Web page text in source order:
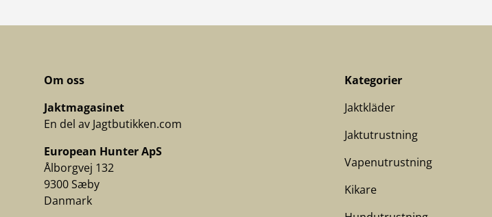
Om oss
Jaktmagasinet
En del av Jagtbutikken.com
European Hunter ApS
Ålborgvej 132
9300 Sæby
Danmark
Kategorier
Jaktkläder
Jaktutrustning
Vapenutrustning
Kikare